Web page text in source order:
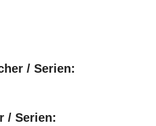
/ Serien:
/ Serien: